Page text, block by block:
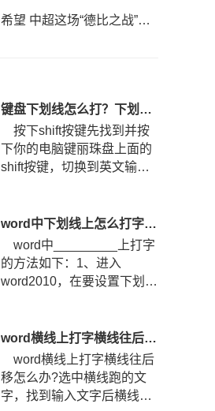
坚守、珍惜、希望 中超这场“德比之战”的三重叙事
键盘下划线怎么打？下划线快捷键是哪个？
按下shift按键先找到并按
下你的电脑键丽珠盘上面的
shift按键，切换到英文输入
word中下划线上怎么打字？下划线怎么固定不随字走？
word中_________上打字
的方法如下：1、进入
word2010，在要设置下划线
word横线上打字横线往后移怎么办？word横线上打字怎么居中？
word横线上打字横线往后
移怎么办?选中横线跑的文
字，找到输入文字后横线跑